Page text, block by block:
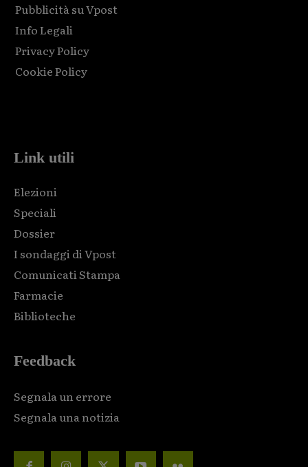
Pubblicità su Vpost
Info Legali
Privacy Policy
Cookie Policy
Link utili
Elezioni
Speciali
Dossier
I sondaggi di Vpost
Comunicati Stampa
Farmacie
Biblioteche
Feedback
Segnala un errore
Segnala una notizia